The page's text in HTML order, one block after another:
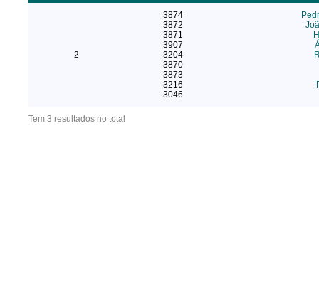
2
3874
3872
3871
3907
3204
3870
3873
3216
3046
Tem 3 resultados no total